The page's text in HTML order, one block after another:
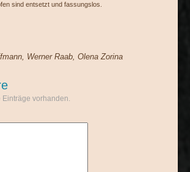
sind entsetzt und fassungslos.
Werner Raab, Olena Zorina
Einträge vorhanden.